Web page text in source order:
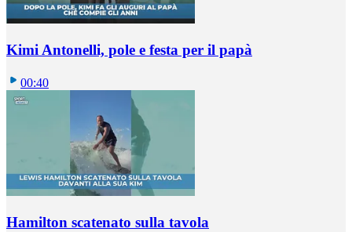
Kimi Antonelli, pole e festa per il papà
00:40
Hamilton scatenato sulla tavola